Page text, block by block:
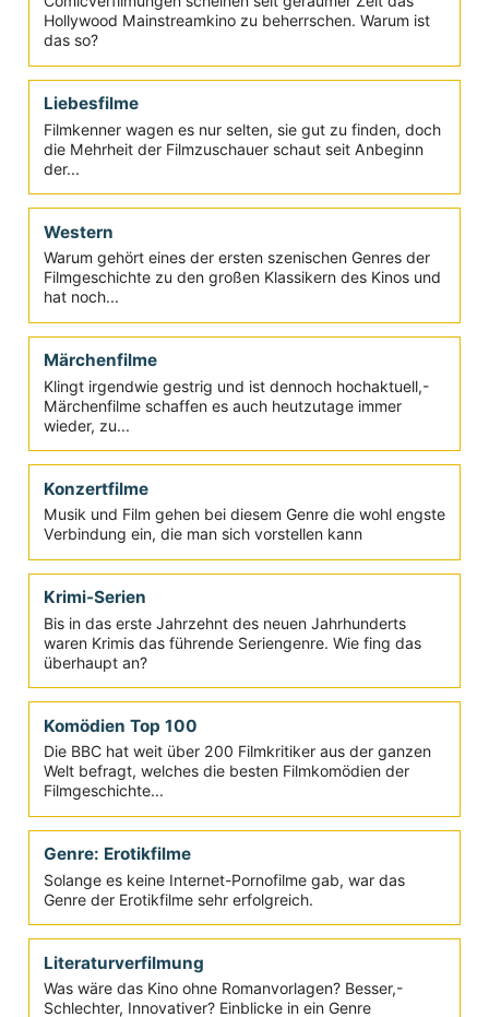
Musiker-Biopics
Film und Musik gehören häufig zusammen,- ganz
besonders bei Biopics über legendäre Musiker*Innen
Comicverfilmungen scheinen seit geraumer Zeit das
Hollywood Mainstreamkino zu beherrschen. Warum ist
das so?
Liebesfilme
Filmkenner wagen es nur selten, sie gut zu finden, doch
die Mehrheit der Filmzuschauer schaut seit Anbeginn
der...
Western
Warum gehört eines der ersten szenischen Genres der
Filmgeschichte zu den großen Klassikern des Kinos und
hat noch...
Märchenfilme
Klingt irgendwie gestrig und ist dennoch hochaktuell,-
Märchenfilme schaffen es auch heutzutage immer
Konzertfilme
Musik und Film gehen bei diesem Genre die wohl engste
Verbindung ein, die man sich vorstellen kann
Krimi-Serien
Bis in das erste Jahrzehnt des neuen Jahrhunderts
waren Krimis das führende Seriengenre. Wie fing das
überhaupt an?